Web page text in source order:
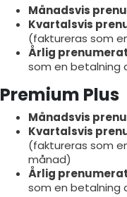
Månadsvis
Kvartalsvis
(faktureras som
Årlig
som en betalning
Premium Plus
Månadsvis
Kvartalsvis
(faktureras som
månad)
Årlig
som en betalning